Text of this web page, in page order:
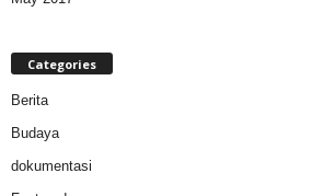
Categories
Berita
Budaya
dokumentasi